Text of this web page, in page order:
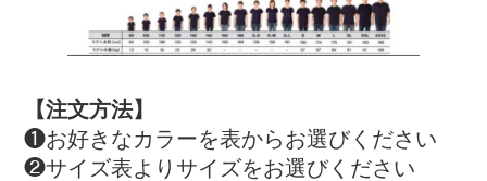
【注文方法】
❶お好きなカラーを表からお選びください
❷サイズ表よりサイズをお選びください